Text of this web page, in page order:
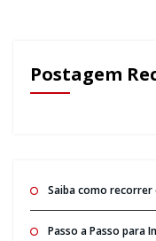
Postagem
Saiba como recorrer
Passo a Passo para